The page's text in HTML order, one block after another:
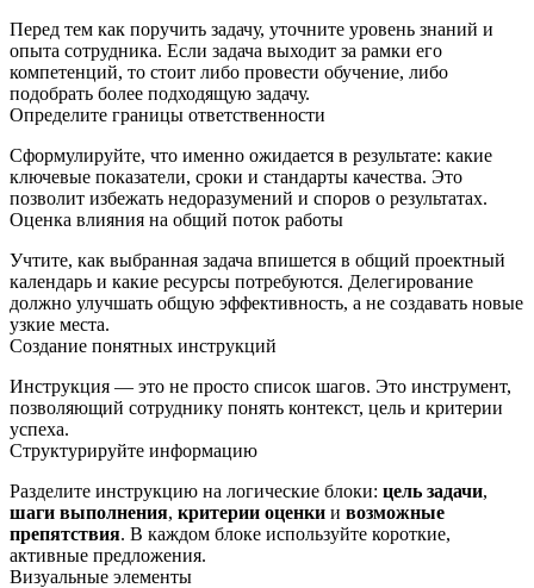
Перед тем как поручить задачу, уточните уровень знаний и
опыта сотрудника. Если задача выходит за рамки его
компетенций, то стоит либо провести обучение, либо
подобрать более подходящую задачу.
Определите границы ответственности
Сформулируйте, что именно ожидается в результате: какие
ключевые показатели, сроки и стандарты качества. Это
позволит избежать недоразумений и споров о результатах.
Оценка влияния на общий поток работы
Учтите, как выбранная задача впишется в общий проектный
календарь и какие ресурсы потребуются. Делегирование
должно улучшать общую эффективность, а не создавать новые
узкие места.
Создание понятных инструкций
Инструкция — это не просто список шагов. Это инструмент,
позволяющий сотруднику понять контекст, цель и критерии
успеха.
Структурируйте информацию
Разделите инструкцию на логические блоки: цель задачи,
шаги выполнения, критерии оценки и возможные
препятствия. В каждом блоке используйте короткие,
активные предложения.
Визуальные элементы